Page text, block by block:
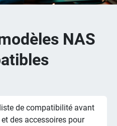
NAS
de compatibilité avant
des accessoires pour